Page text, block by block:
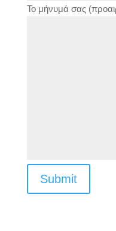
Το μήνυμά σας
Submit